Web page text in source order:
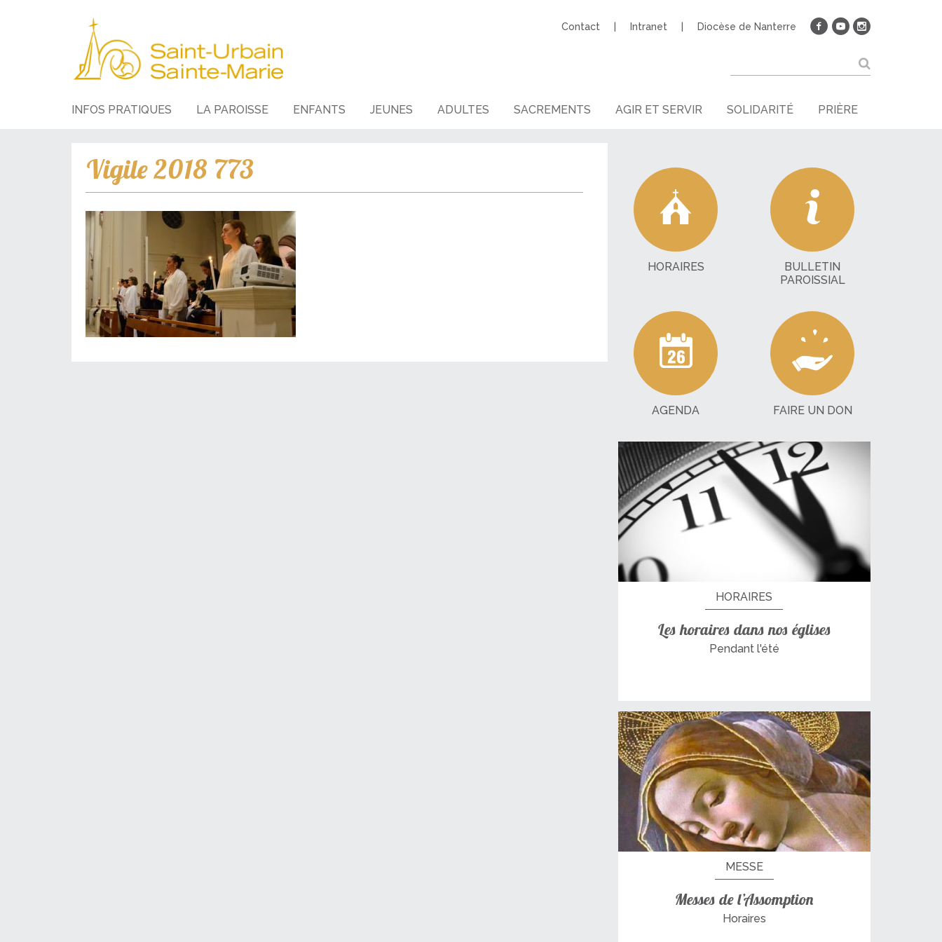
Contact Intranet Diocèse de Nanterre
INFOS PRATIQUES LA PAROISSE ENFANTS JEUNES ADULTES SACREMENTS AGIR ET SERVIR SOLIDARITÉ PRIÈRE
Vigile 2018 773
HORAIRES
BULLETIN
PAROISSIAL
AGENDA FAIRE UN DON
HORAIRES
Les horaires dans nos églises
Pendant l'été
MESSE
Messes de l’Assomption
Horaires